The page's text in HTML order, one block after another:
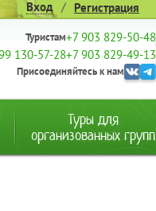
Вход / Регистрация
Туристам+7 903 829-50-48
130-57-28+7 903 829-49-13
Присоединяйтесь к нам
Туры для
организованных групп